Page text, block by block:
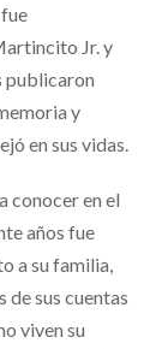
Jr. y
publicaron
y
en sus vidas.
conocer en el
años fue
a su familia,
de sus cuentas
viven su